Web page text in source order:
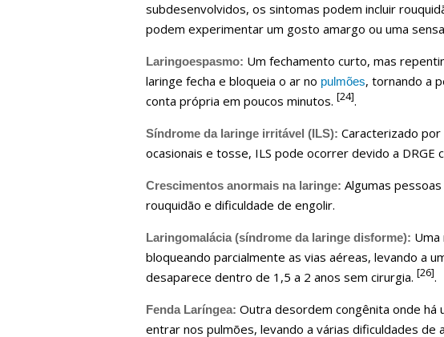
subdesenvolvidos, os sintomas podem incluir
podem experimentar um gosto amargo ou uma
Laringoespasmo: Um fechamento curto, mas
laringe fecha e bloqueia o ar no pulmões, tornando a
conta própria em poucos minutos. [24].
Síndrome da laringe irritável (ILS): Caracterizado
ocasionais e tosse, ILS pode ocorrer devido a DRGE
Crescimentos anormais na laringe: Algumas
rouquidão e dificuldade de engolir.
Laringomalácia (síndrome da laringe disforme):
bloqueando parcialmente as vias aéreas, levando a
desaparece dentro de 1,5 a 2 anos sem cirurgia. [26].
Fenda Laríngea: Outra desordem congênita onde há
entrar nos pulmões, levando a várias dificuldades de